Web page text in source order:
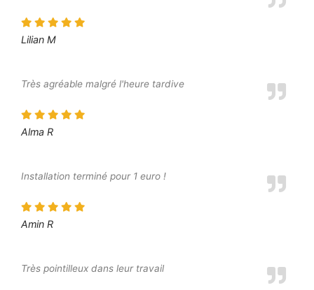
Lilian M
Très agréable malgré l'heure tardive
Alma R
Installation terminé pour 1 euro !
Amin R
Très pointilleux dans leur travail